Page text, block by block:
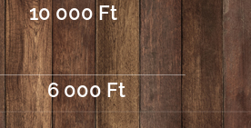
10 000 Ft
6 000 Ft